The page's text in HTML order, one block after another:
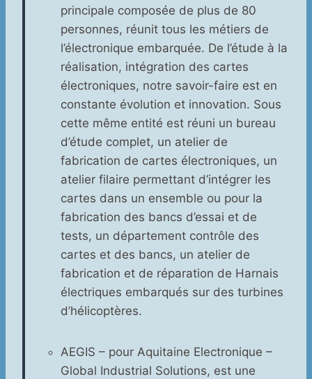
principale composée de plus de 80
personnes, réunit tous les métiers de
l’électronique embarquée. De l’étude à la
réalisation, intégration des cartes
électroniques, notre savoir-faire est en
constante évolution et innovation. Sous
cette même entité est réuni un bureau
d’étude complet, un atelier de
fabrication de cartes électroniques, un
atelier filaire permettant d’intégrer les
cartes dans un ensemble ou pour la
fabrication des bancs d’essai et de
tests, un département contrôle des
cartes et des bancs, un atelier de
fabrication et de réparation de Harnais
électriques embarqués sur des turbines
d’hélicoptères.
AEGIS – pour Aquitaine Electronique –
Global Industrial Solutions, est une